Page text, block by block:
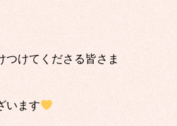
つけてくださる皆さま
います